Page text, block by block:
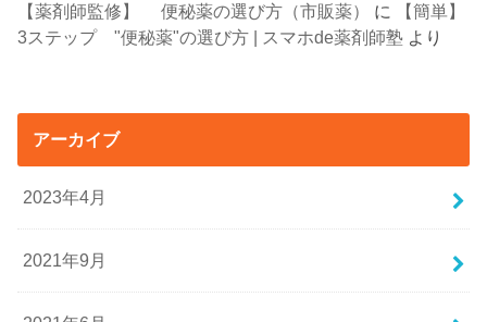
【薬剤師監修】 便秘薬の選び方（市販薬） に
【簡単】
3ステップ "便秘薬"の選び方 | スマホde薬剤師塾 より
アーカイブ
2023年4月
2021年9月